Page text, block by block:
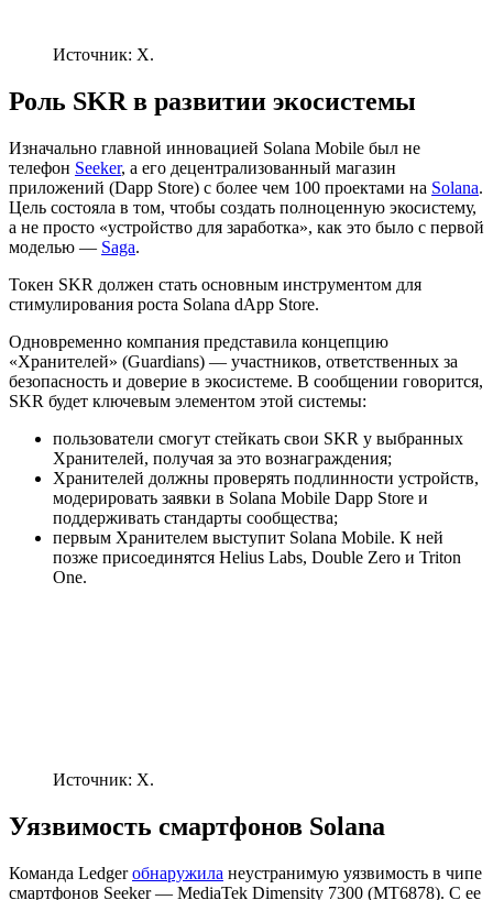
Источник: X.
Роль SKR в развитии экосистемы
Изначально главной инновацией Solana Mobile был не
телефон Seeker, а его децентрализованный магазин
приложений (Dapp Store) с более чем 100 проектами на Solana.
Цель состояла в том, чтобы создать полноценную экосистему,
а не просто «устройство для заработка», как это было с первой
моделью — Saga.
Токен SKR должен стать основным инструментом для
стимулирования роста Solana dApp Store.
Одновременно компания представила концепцию
«Хранителей» (Guardians) — участников, ответственных за
безопасность и доверие в экосистеме. В сообщении говорится,
SKR будет ключевым элементом этой системы:
пользователи смогут стейкать свои SKR у выбранных
Хранителей, получая за это вознаграждения;
Хранителей должны проверять подлинности устройств,
модерировать заявки в Solana Mobile Dapp Store и
поддерживать стандарты сообщества;
первым Хранителем выступит Solana Mobile. К ней
позже присоединятся Helius Labs, Double Zero и Triton
One.
Источник: X.
Уязвимость смартфонов Solana
Команда Ledgerобнаружила неустранимую уязвимость в чипе
смартфонов Seeker — MediaTek Dimensity 7300 (MT6878). С ее